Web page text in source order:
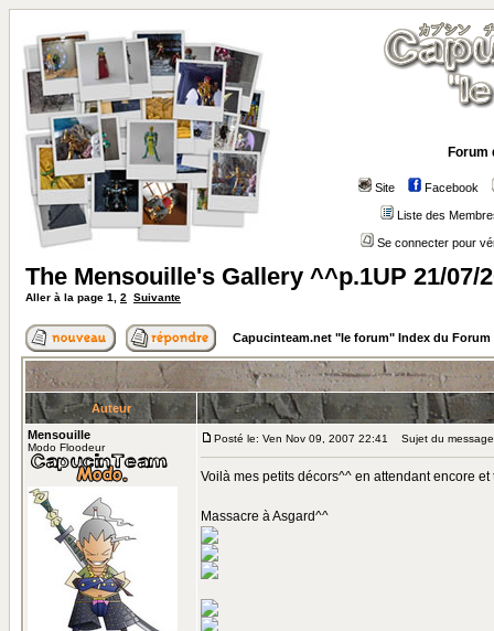
Forum
Site Facebook
Liste des
Se connecter pour
The Mensouille's Gallery ^^p.1UP 21/07/
Aller à la page 1 2 Suivante
Capucinteam.net "le forum" Index du Forum
Auteur
Mensouille
Modo Floodeur
Posté le: Ven Nov 09, 2007 22:41 Sujet du
Voilà mes petits décors^^ en attendant encore
Massacre à Asgard^^